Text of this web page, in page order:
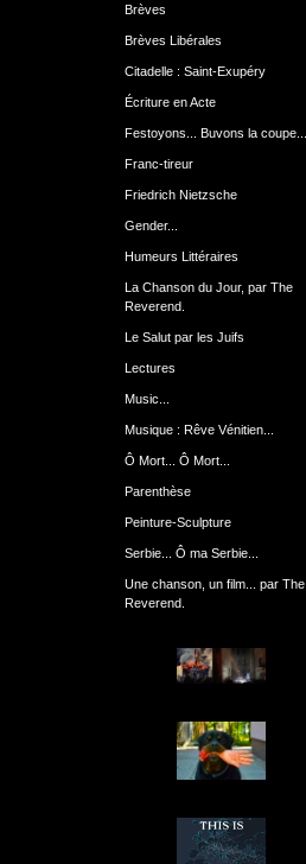
Brèves
Brèves Libérales
Citadelle : Saint-Exupéry
Écriture en Acte
Festoyons... Buvons la coupe...
Franc-tireur
Friedrich Nietzsche
Gender...
Humeurs Littéraires
La Chanson du Jour, par The
Reverend.
Le Salut par les Juifs
Lectures
Music...
Musique : Rêve Vénitien...
Ô Mort... Ô Mort...
Parenthèse
Peinture-Sculpture
Serbie... Ô ma Serbie...
Une chanson, un film... par The
Reverend.